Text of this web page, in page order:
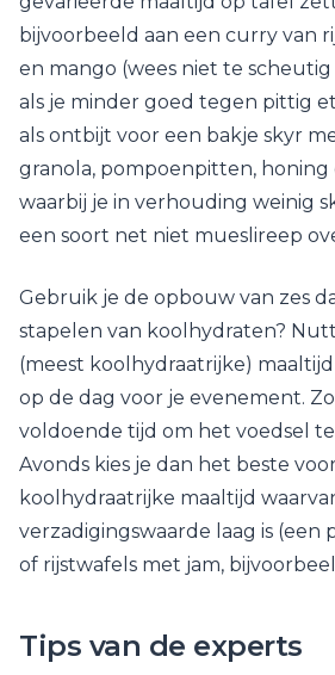
bijvoorbeeld aan een curry van
en mango (wees niet te
als je minder goed tegen pittig
als ontbijt voor een bakje skyr
granola, pompoenpitten, honing
waarbij je in verhouding weinig
een soort net niet mueslireep
Gebruik je de opbouw van zes
stapelen van koolhydraten?
(meest koolhydraatrijke)
op de dag voor je evenement.
voldoende tijd om het voedsel te
Avonds kies je dan het beste
koolhydraatrijke maaltijd
verzadigingswaarde laag is (een
of rijstwafels met jam,
Tips van de experts